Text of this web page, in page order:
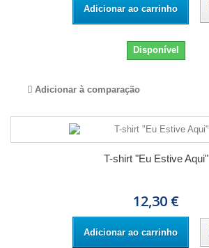
Adicionar ao carrinho
Disponível
Adicionar à comparação
T-shirt "Eu Estive Aqui"
12,30 €
Adicionar ao carrinho